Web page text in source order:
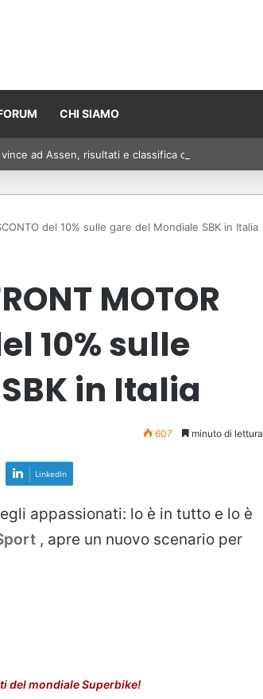
CHI SIAMO
ad Assen, risultati e classifica della gara
del 10% sulle gare del Mondiale SBK in Italia
MOTOR
10% sulle
in Italia
607 minuto di lettura
LinkedIn
appassionati: lo è in tutto e lo è
, apre un nuovo scenario per
del mondiale Superbike!